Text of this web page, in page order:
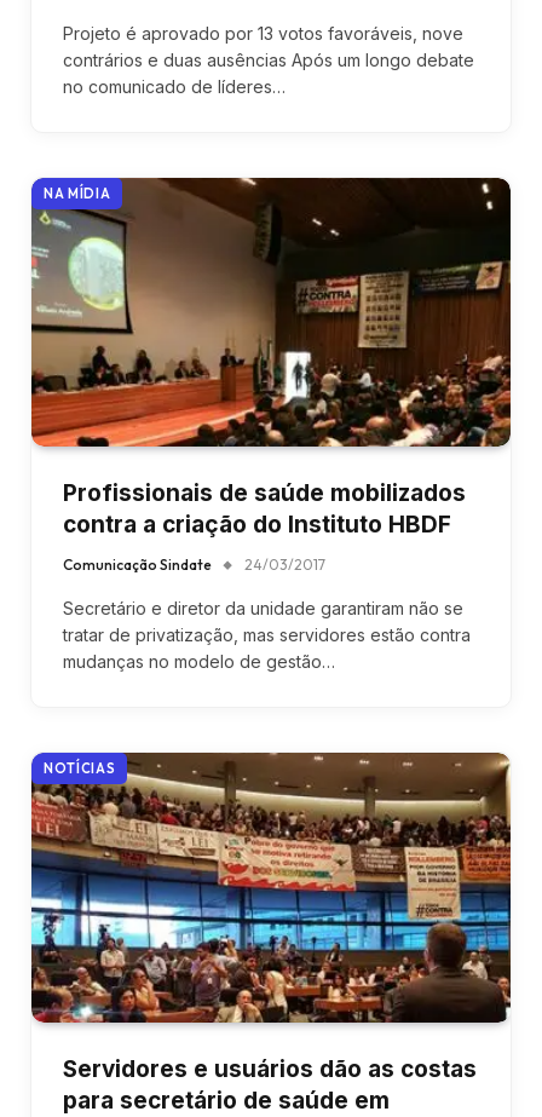
Projeto é aprovado por 13 votos favoráveis, nove
contrários e duas ausências Após um longo debate
no comunicado de líderes…
NA MÍDIA
Profissionais de saúde mobilizados
contra a criação do Instituto HBDF
Comunicação Sindate 24/03/2017
Secretário e diretor da unidade garantiram não se
tratar de privatização, mas servidores estão contra
mudanças no modelo de gestão…
NOTÍCIAS
Servidores e usuários dão as costas
para secretário de saúde em